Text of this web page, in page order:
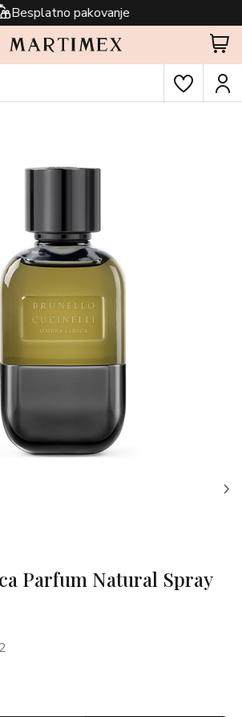
Besplatno pakovanje
Parfum Natural Spray